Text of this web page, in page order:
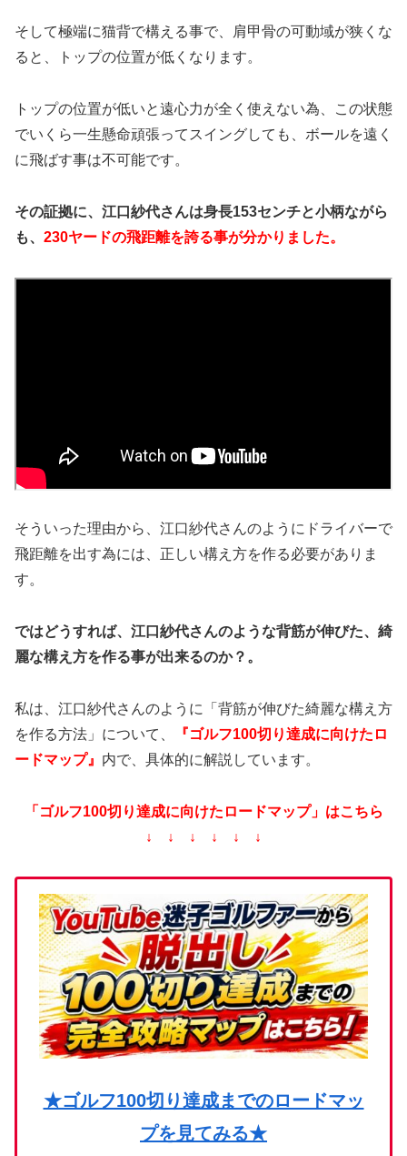
そして極端に猫背で構える事で、肩甲骨の可動域が狭くな
ると、トップの位置が低くなります。
トップの位置が低いと遠心力が全く使えない為、この状態
でいくら一生懸命頑張ってスイングしても、ボールを遠く
に飛ばす事は不可能です。
その証拠に、江口紗代さんは身長153センチと小柄ながら
も、 230ヤードの飛距離を誇る事が分かりました。
そういった理由から、江口紗代さんのようにドライバーで
飛距離を出す為には、正しい構え方を作る必要がありま
す。
ではどうすれば、江口紗代さんのような背筋が伸びた、綺
麗な構え方を作る事が出来るのか？。
私は、江口紗代さんのように「背筋が伸びた綺麗な構え方
を作る方法」について、
『ゴルフ100切り達成に向けたロ
ードマップ』 内で、具体的に解説しています。
「ゴルフ100切り達成に向けたロードマップ」はこちら
↓ ↓ ↓ ↓ ↓ ↓
★ゴルフ100切り達成までのロードマッ
プを見てみる★